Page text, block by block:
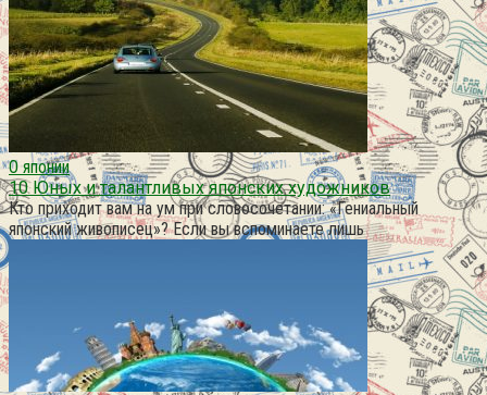
О японии
10 Юных и талантливых японских художников
Кто приходит вам на ум при словосочетании: «Гениальный
японский живописец»? Если вы вспоминаете лишь